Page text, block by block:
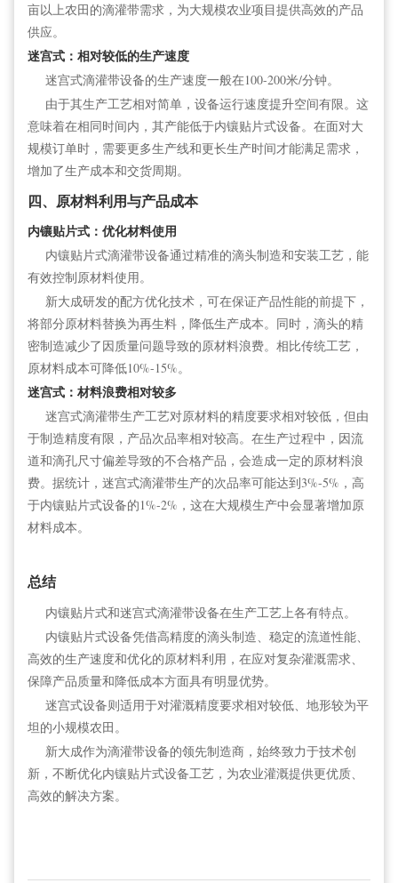
亩以上农田的滴灌带需求，为大规模农业项目提供高效的产品
供应。
迷宫式：相对较低的生产速度
迷宫式滴灌带设备的生产速度一般在100-200米/分钟。
由于其生产工艺相对简单，设备运行速度提升空间有限。这
意味着在相同时间内，其产能低于内镶贴片式设备。在面对大
规模订单时，需要更多生产线和更长生产时间才能满足需求，
增加了生产成本和交货周期。
四、原材料利用与产品成本
内镶贴片式：优化材料使用
内镶贴片式滴灌带设备通过精准的滴头制造和安装工艺，能
有效控制原材料使用。
新大成研发的配方优化技术，可在保证产品性能的前提下，
将部分原材料替换为再生料，降低生产成本。同时，滴头的精
密制造减少了因质量问题导致的原材料浪费。相比传统工艺，
原材料成本可降低10%-15%。
迷宫式：材料浪费相对较多
迷宫式滴灌带生产工艺对原材料的精度要求相对较低，但由
于制造精度有限，产品次品率相对较高。在生产过程中，因流
道和滴孔尺寸偏差导致的不合格产品，会造成一定的原材料浪
费。据统计，迷宫式滴灌带生产的次品率可能达到3%-5%，高
于内镶贴片式设备的1%-2%，这在大规模生产中会显著增加原
材料成本。
总结
内镶贴片式和迷宫式滴灌带设备在生产工艺上各有特点。
内镶贴片式设备凭借高精度的滴头制造、稳定的流道性能、
高效的生产速度和优化的原材料利用，在应对复杂灌溉需求、
保障产品质量和降低成本方面具有明显优势。
迷宫式设备则适用于对灌溉精度要求相对较低、地形较为平
坦的小规模农田。
新大成作为滴灌带设备的领先制造商，始终致力于技术创
新，不断优化内镶贴片式设备工艺，为农业灌溉提供更优质、
高效的解决方案。